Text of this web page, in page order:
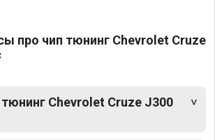
про чип тюнинг Chevrolet Cruze
Chevrolet Cruze J300